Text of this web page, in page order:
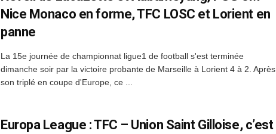
Nice Monaco en forme, TFC LOSC et Lorient en
panne
La 15e journée de championnat ligue1 de football s'est terminée
dimanche soir par la victoire probante de Marseille à Lorient 4 à 2. Après
son triplé en coupe d'Europe, ce ...
Europa League : TFC – Union Saint Gilloise, c’est